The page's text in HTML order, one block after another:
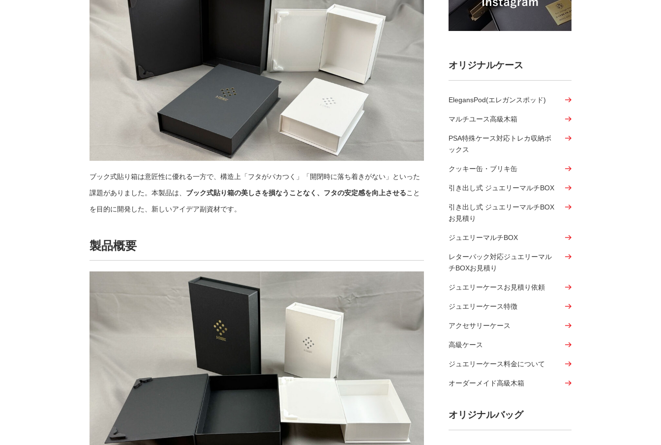
ブック式貼り箱は意匠性に優れる一方で、構造上「フタがパカつく」「開閉時に落ち着きがない」といった
課題がありました。 本製品は、 ブック式貼り箱の美しさを損なうことなく、フタの安定感を向上させること
を目的に開発した、新しいアイデア副資材です。
製品概要
オリジナルケース
ElegansPod(エレガンスポッド)
マルチユース高級木箱
PSA特殊ケース対応トレカ収納ボ
ックス
クッキー缶・ブリキ缶
引き出し式 ジュエリーマルチBOX
引き出し式 ジュエリーマルチBOX
お見積り
ジュエリーマルチBOX
レターパック対応ジュエリーマル
チBOXお見積り
ジュエリーケースお見積り依頼
ジュエリーケース特徴
アクセサリーケース
高級ケース
ジュエリーケース料金について
オーダーメイド高級木箱
オリジナルバッグ